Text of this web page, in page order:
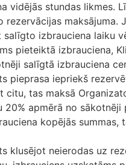
vidējās stundas likmes.
rezervācijas maksājuma.
salīgto izbrauciena laiku
pieteiktā izbrauciena,
salīgtā izbrauciena
pieprasa iepriekš
citu, tas maksā
20% apmērā no sākotnēji
kopējās summas,
klusējot neierodas uz